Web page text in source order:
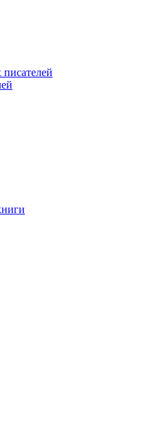
писателей